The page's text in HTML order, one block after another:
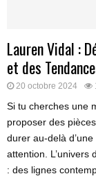
Lauren Vidal :
et des
20 octobre 2024
Si tu cherches une
proposer des
durer au-delà
attention. L’univers
: des lignes